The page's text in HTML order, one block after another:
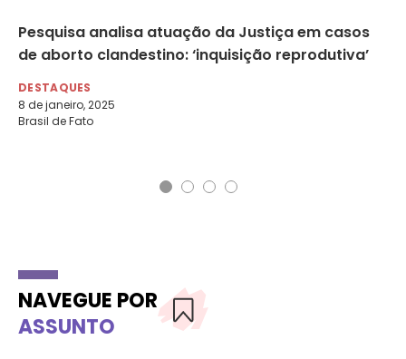
Pesquisa analisa atuação da Justiça em casos
de aborto clandestino: ‘inquisição reprodutiva’
DESTAQUES
8 de janeiro, 2025
Brasil de Fato
NAVEGUE POR
ASSUNTO